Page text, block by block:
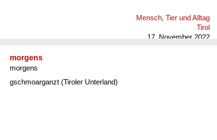
Mensch, Tier und Alltag
Tirol
17. November 2022
morgens
morgens
gschmoarganzt (Tiroler Unterland)